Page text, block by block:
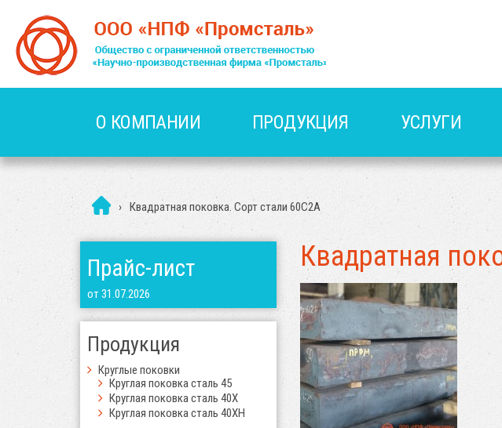
О КОМПАНИИ ПРОДУКЦИЯ УСЛУГИ
› Квадратная поковка. Сорт стали 60С2А
Прайс-лист
от 31.07.2026
Продукция
Круглые поковки
Круглая поковка сталь 45
Круглая поковка сталь 40Х
Круглая поковка сталь 40ХН
Квадратная